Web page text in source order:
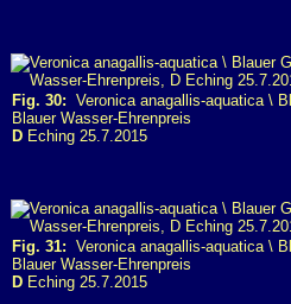
Fig. 30: Veronica anagallis-aquatica \
Blauer Wasser-Ehrenpreis
D Eching 25.7.2015
Fig. 31: Veronica anagallis-aquatica \
Blauer Wasser-Ehrenpreis
D Eching 25.7.2015